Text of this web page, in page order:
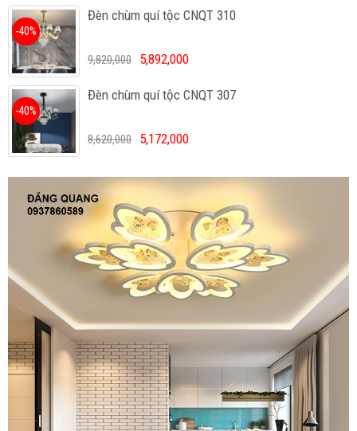
Đèn chùm quí tộc CNQT 310
-40%
9,820,000 5,892,000
Đèn chùm quí tộc CNQT 307
-40%
8,620,000 5,172,000